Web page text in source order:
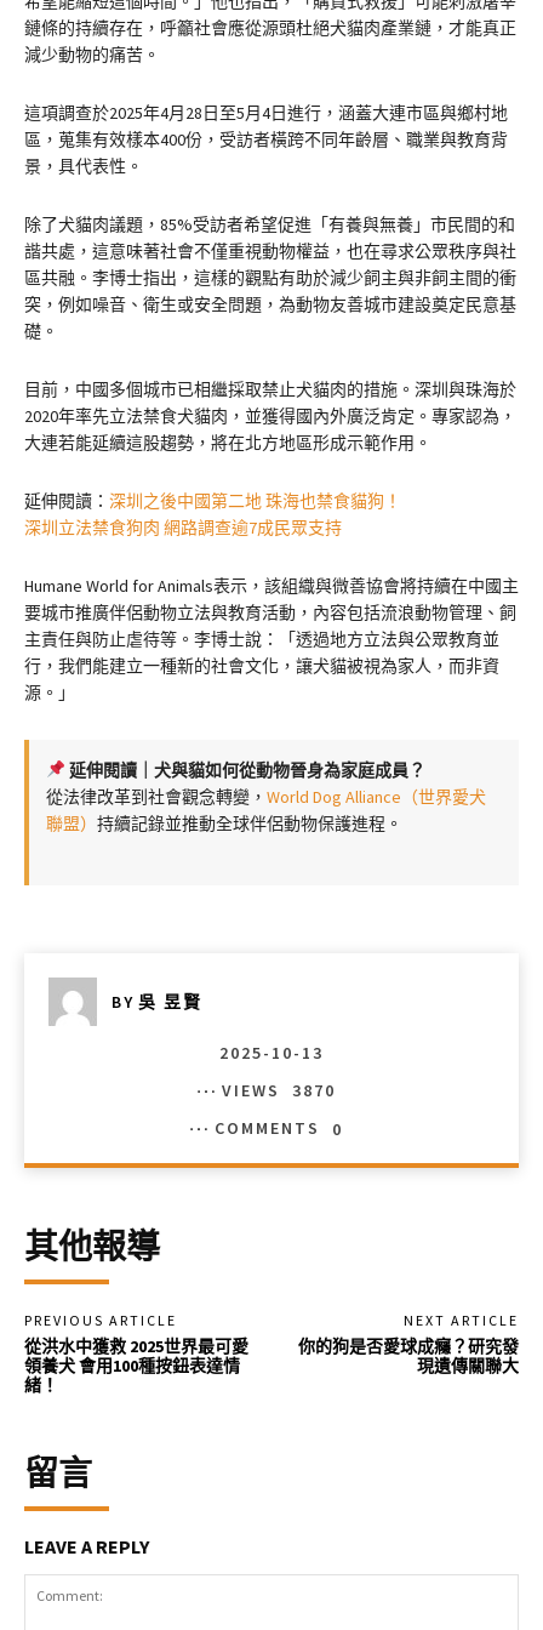
鏈條的持續存在，呼籲社會應從源頭杜絕犬貓肉產業鏈，才能真正
減少動物的痛苦。
這項調查於2025年4月28日至5月4日進行，涵蓋大連市區與鄉村地
區，蒐集有效樣本400份，受訪者橫跨不同年齡層、職業與教育背
景，具代表性。
除了犬貓肉議題，85%受訪者希望促進「有養與無養」市民間的和
諧共處，這意味著社會不僅重視動物權益，也在尋求公眾秩序與社
區共融。李博士指出，這樣的觀點有助於減少飼主與非飼主間的衝
突，例如噪音、衛生或安全問題，為動物友善城市建設奠定民意基
礎。
目前，中國多個城市已相繼採取禁止犬貓肉的措施。深圳與珠海於
2020年率先立法禁食犬貓肉，並獲得國內外廣泛肯定。專家認為，
大連若能延續這股趨勢，將在北方地區形成示範作用。
延伸閱讀： 深圳之後中國第二地 珠海也禁食貓狗！
深圳立法禁食狗肉 網路調查逾7成民眾支持
Humane World for Animals表示，該組織與微善協會將持續在中國主
要城市推廣伴侶動物立法與教育活動，內容包括流浪動物管理、飼
主責任與防止虐待等。李博士說：「透過地方立法與公眾教育並
行，我們能建立一種新的社會文化，讓犬貓被視為家人，而非資
源。」
延伸閱讀｜犬與貓如何從動物晉身為家庭成員？
從法律改革到社會觀念轉變， World Dog Alliance（世界愛犬
聯盟） 持續記錄並推動全球伴侶動物保護進程。
BY 吳 昱賢
2025-10-13
VIEWS
3870
COMMENTS
0
其他報導
PREVIOUS ARTICLE
從洪水中獲救 2025世界最可愛
領養犬 會用100種按鈕表達情
緒！
NEXT ARTICLE
你的狗是否愛球成癮？研究發
現遺傳關聯大
留言
LEAVE A REPLY